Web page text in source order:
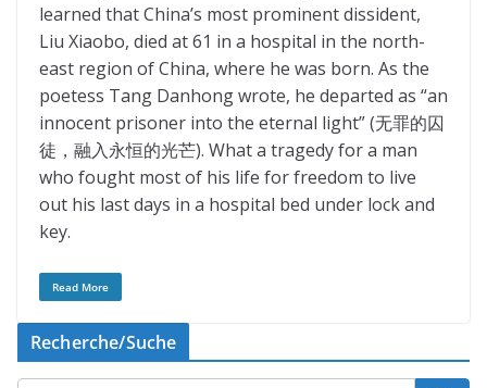
learned that China’s most prominent dissident,
Liu Xiaobo, died at 61 in a hospital in the north-
east region of China, where he was born. As the
poetess Tang Danhong wrote, he departed as “an
innocent prisoner into the eternal light” (无罪的囚
徒，融入永恒的光芒). What a tragedy for a man
who fought most of his life for freedom to live
out his last days in a hospital bed under lock and
key.
Read More
Recherche/Suche